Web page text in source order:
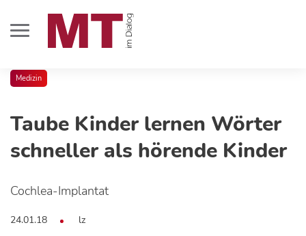
Medizin
Taube Kinder lernen Wörter
schneller als hörende Kinder
Cochlea-Implantat
24.01.18 lz